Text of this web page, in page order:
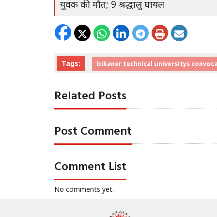
युवक की मौत; 9 श्रद्धालु घायल
Tags: bikaner technical universitys
Related Posts
Post Comment
Comment List
No comments yet.